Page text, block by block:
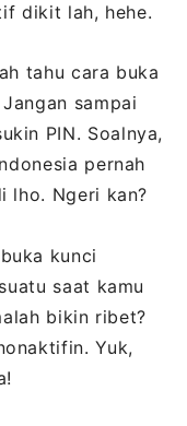
dikit lah, hehe.
tahu cara buka
sampai
PIN. Soalnya,
pernah
lho. Ngeri kan?
kunci
saat kamu
bikin ribet?
Yuk,